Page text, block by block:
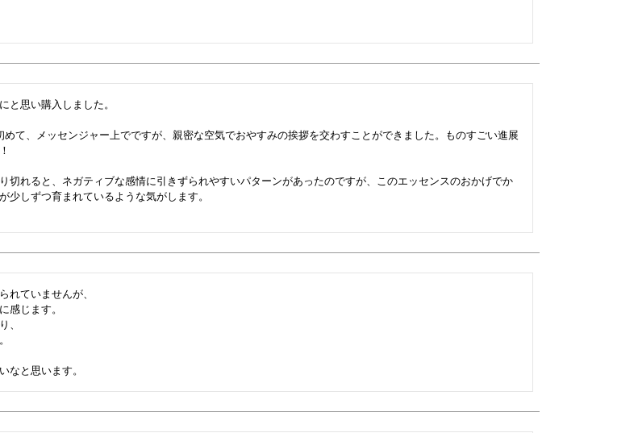
と思い購入しました。
て、メッセンジャー上でですが、親密な空気でおやすみの挨拶を交わすことができました。ものすごい進展
切れると、ネガティブな感情に引きずられやすいパターンがあったのですが、このエッセンスのおかげでか
少しずつ育まれているような気がします。
れていませんが、
感じます。
、